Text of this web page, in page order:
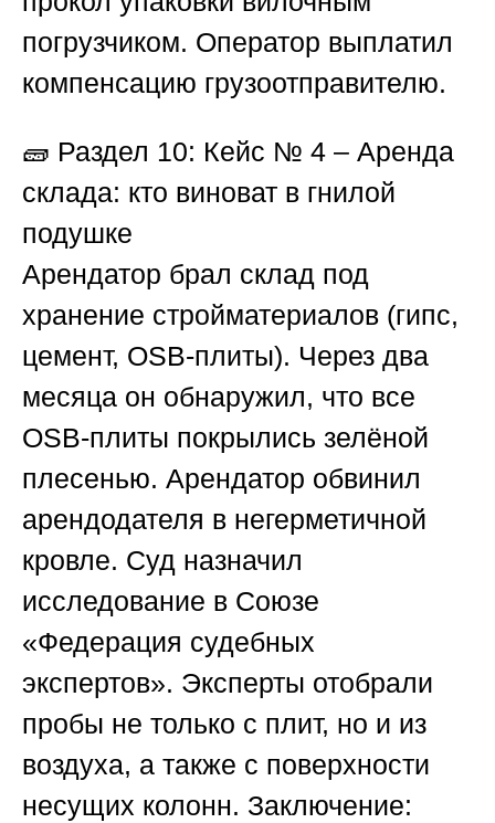
погрузчиком. Оператор выплатил
компенсацию грузоотправителю.
🧱 Раздел 10: Кейс № 4 – Аренда
склада: кто виноват в гнилой
подушке
Арендатор брал склад под
хранение стройматериалов (гипс,
цемент, OSB-плиты). Через два
месяца он обнаружил, что все
OSB-плиты покрылись зелёной
плесенью. Арендатор обвинил
арендодателя в негерметичной
кровле. Суд назначил
исследование в Союзе
«Федерация судебных
экспертов». Эксперты отобрали
пробы не только с плит, но и из
воздуха, а также с поверхности
несущих колонн. Заключение: